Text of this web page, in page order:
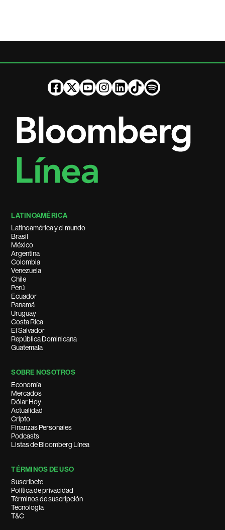
LATINOAMÉRICA
Latinoamérica y el mundo
Brasil
México
Argentina
Colombia
Venezuela
Chile
Perú
Ecuador
Panamá
Uruguay
Costa Rica
El Salvador
República Dominicana
Guatemala
SOBRE NOSOTROS
Economía
Mercados
Dólar Hoy
Actualidad
Cripto
Finanzas Personales
Podcasts
Listas de Bloomberg Línea
TÉRMINOS DE USO
Suscríbete
Política de privacidad
Términos de suscripción
Tecnología
T&C